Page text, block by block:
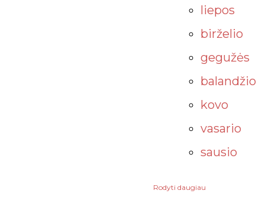
liepos
birželio
gegužės
balandžio
kovo
vasario
sausio
2025
Rodyti daugiau